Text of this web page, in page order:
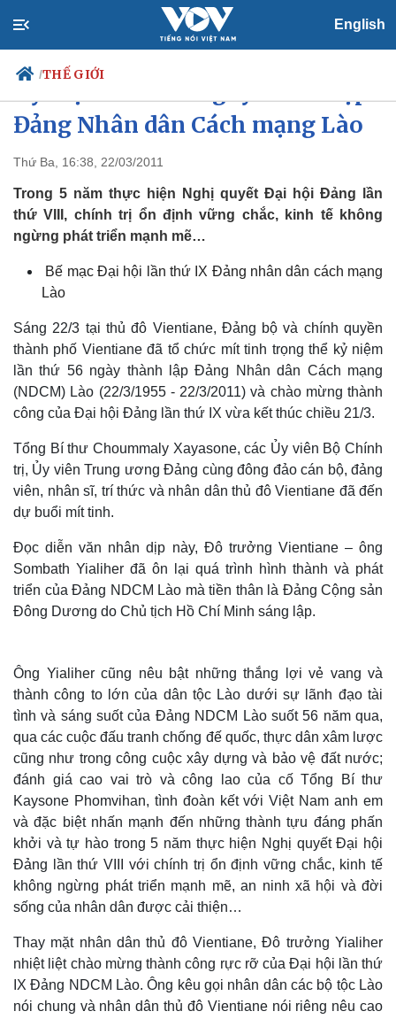
English
/THẾ GIỚI
Chính trị
Đảng
Tổ chức nhân sự
Quốc hội
Nhận diện sự thật
Tin 24h
Dự báo thời tiết
Việc làm
Biển đảo
Đảng Nhân dân Cách mạng Lào
Thứ Ba, 16:38, 22/03/2011
Trong 5 năm thực hiện Nghị quyết Đại hội Đảng lần
thứ VIII, chính trị ổn định vững chắc, kinh tế không
ngừng phát triển mạnh mẽ…
Bế mạc Đại hội lần thứ IX Đảng nhân dân cách mạng
Lào
Sáng 22/3 tại thủ đô Vientiane, Đảng bộ và chính quyền
thành phố Vientiane đã tổ chức mít tinh trọng thể kỷ niệm
lần thứ 56 ngày thành lập Đảng Nhân dân Cách mạng
(NDCM) Lào (22/3/1955 - 22/3/2011) và chào mừng thành
công của Đại hội Đảng lần thứ IX vừa kết thúc chiều 21/3.
Tổng Bí thư Choummaly Xayasone, các Ủy viên Bộ Chính
trị, Ủy viên Trung ương Đảng cùng đông đảo cán bộ, đảng
viên, nhân sĩ, trí thức và nhân dân thủ đô Vientiane đã đến
dự buổi mít tinh.
Đọc diễn văn nhân dịp này, Đô trưởng Vientiane – ông
Sombath Yialiher đã ôn lại quá trình hình thành và phát
triển của Đảng NDCM Lào mà tiền thân là Đảng Cộng sản
Đông Dương do Chủ tịch Hồ Chí Minh sáng lập.
Ông Yialiher cũng nêu bật những thắng lợi vẻ vang và
thành công to lớn của dân tộc Lào dưới sự lãnh đạo tài
tình và sáng suốt của Đảng NDCM Lào suốt 56 năm qua,
qua các cuộc đấu tranh chống đế quốc, thực dân xâm lược
cũng như trong công cuộc xây dựng và bảo vệ đất nước;
đánh giá cao vai trò và công lao của cố Tổng Bí thư
Kaysone Phomvihan, tình đoàn kết với Việt Nam anh em
và đặc biệt nhấn mạnh đến những thành tựu đáng phấn
khởi và tự hào trong 5 năm thực hiện Nghị quyết Đại hội
Đảng lần thứ VIII với chính trị ổn định vững chắc, kinh tế
không ngừng phát triển mạnh mẽ, an ninh xã hội và đời
sống của nhân dân được cải thiện…
Thay mặt nhân dân thủ đô Vientiane, Đô trưởng Yialiher
nhiệt liệt chào mừng thành công rực rỡ của Đại hội lần thứ
IX Đảng NDCM Lào. Ông kêu gọi nhân dân các bộ tộc Lào
nói chung và nhân dân thủ đô Vientiane nói riêng nêu cao